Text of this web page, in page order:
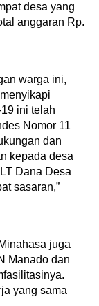
desa yang
anggaran Rp.
warga ini,
ini telah
Nomor 11
dan
kepada desa
Dana Desa
sasaran,”
juga
Manado dan
yang sama